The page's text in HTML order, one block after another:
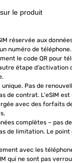
le produit
réservée aux
numéro de téléphone.
le code QR pour
étape d’activation
Pas de
de contrat. L'eSIM
avec des forfaits
complètes – pas
de limitation. Le
avec les
qui ne sont pas